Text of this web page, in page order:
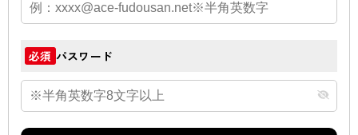
必須 パスワード